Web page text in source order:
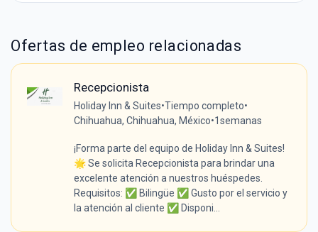
Ofertas de empleo relacionadas
Recepcionista
Holiday Inn & Suites•Tiempo completo•
Chihuahua, Chihuahua, México•1semanas
¡Forma parte del equipo de Holiday Inn & Suites!
🌟 Se solicita Recepcionista para brindar una
excelente atención a nuestros huéspedes.
Requisitos: ✅ Bilingüe ✅ Gusto por el servicio y
la atención al cliente ✅ Disponi...